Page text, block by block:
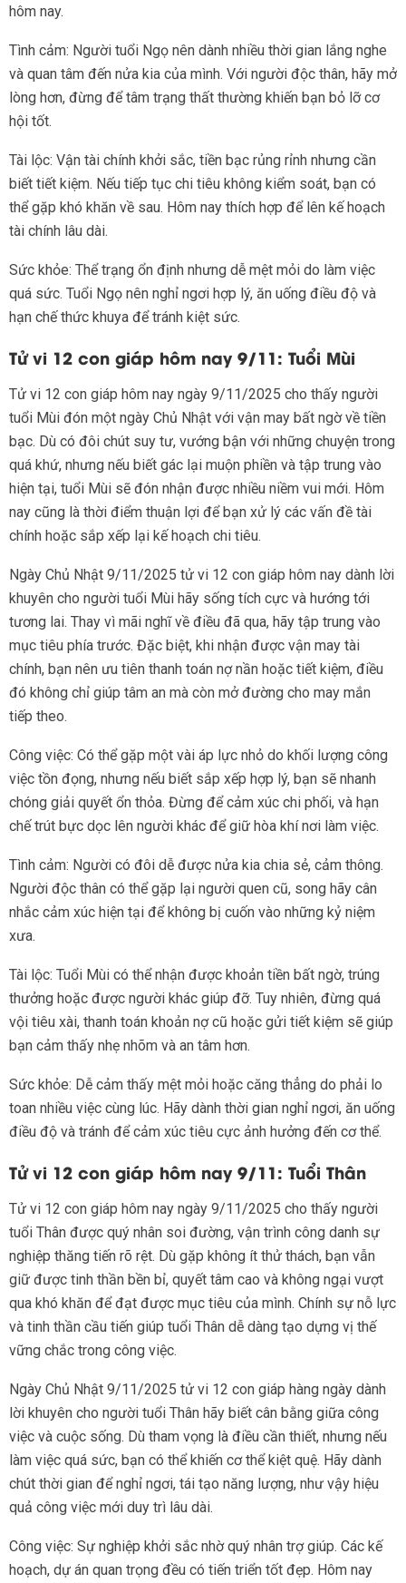
hôm nay.
Tình cảm: Người tuổi Ngọ nên dành nhiều thời gian lắng nghe
và quan tâm đến nửa kia của mình. Với người độc thân, hãy mở
lòng hơn, đừng để tâm trạng thất thường khiến bạn bỏ lỡ cơ
hội tốt.
Tài lộc: Vận tài chính khởi sắc, tiền bạc rủng rỉnh nhưng cần
biết tiết kiệm. Nếu tiếp tục chi tiêu không kiểm soát, bạn có
thể gặp khó khăn về sau. Hôm nay thích hợp để lên kế hoạch
tài chính lâu dài.
Sức khỏe: Thể trạng ổn định nhưng dễ mệt mỏi do làm việc
quá sức. Tuổi Ngọ nên nghỉ ngơi hợp lý, ăn uống điều độ và
hạn chế thức khuya để tránh kiệt sức.
Tử vi 12 con giáp hôm nay 9/11: Tuổi Mùi
Tử vi 12 con giáp hôm nay ngày 9/11/2025 cho thấy người
tuổi Mùi đón một ngày Chủ Nhật với vận may bất ngờ về tiền
bạc. Dù có đôi chút suy tư, vướng bận với những chuyện trong
quá khứ, nhưng nếu biết gác lại muộn phiền và tập trung vào
hiện tại, tuổi Mùi sẽ đón nhận được nhiều niềm vui mới. Hôm
nay cũng là thời điểm thuận lợi để bạn xử lý các vấn đề tài
chính hoặc sắp xếp lại kế hoạch chi tiêu.
Ngày Chủ Nhật 9/11/2025 tử vi 12 con giáp hôm nay dành lời
khuyên cho người tuổi Mùi hãy sống tích cực và hướng tới
tương lai. Thay vì mãi nghĩ về điều đã qua, hãy tập trung vào
mục tiêu phía trước. Đặc biệt, khi nhận được vận may tài
chính, bạn nên ưu tiên thanh toán nợ nần hoặc tiết kiệm, điều
đó không chỉ giúp tâm an mà còn mở đường cho may mắn
tiếp theo.
Công việc: Có thể gặp một vài áp lực nhỏ do khối lượng công
việc tồn đọng, nhưng nếu biết sắp xếp hợp lý, bạn sẽ nhanh
chóng giải quyết ổn thỏa. Đừng để cảm xúc chi phối, và hạn
chế trút bực dọc lên người khác để giữ hòa khí nơi làm việc.
Tình cảm: Người có đôi dễ được nửa kia chia sẻ, cảm thông.
Người độc thân có thể gặp lại người quen cũ, song hãy cân
nhắc cảm xúc hiện tại để không bị cuốn vào những kỷ niệm
xưa.
Tài lộc: Tuổi Mùi có thể nhận được khoản tiền bất ngờ, trúng
thưởng hoặc được người khác giúp đỡ. Tuy nhiên, đừng quá
vội tiêu xài, thanh toán khoản nợ cũ hoặc gửi tiết kiệm sẽ giúp
bạn cảm thấy nhẹ nhõm và an tâm hơn.
Sức khỏe: Dễ cảm thấy mệt mỏi hoặc căng thẳng do phải lo
toan nhiều việc cùng lúc. Hãy dành thời gian nghỉ ngơi, ăn uống
điều độ và tránh để cảm xúc tiêu cực ảnh hưởng đến cơ thể.
Tử vi 12 con giáp hôm nay 9/11: Tuổi Thân
Tử vi 12 con giáp hôm nay ngày 9/11/2025 cho thấy người
tuổi Thân được quý nhân soi đường, vận trình công danh sự
nghiệp thăng tiến rõ rệt. Dù gặp không ít thử thách, bạn vẫn
giữ được tinh thần bền bỉ, quyết tâm cao và không ngại vượt
qua khó khăn để đạt được mục tiêu của mình. Chính sự nỗ lực
và tinh thần cầu tiến giúp tuổi Thân dễ dàng tạo dựng vị thế
vững chắc trong công việc.
Ngày Chủ Nhật 9/11/2025 tử vi 12 con giáp hàng ngày dành
lời khuyên cho người tuổi Thân hãy biết cân bằng giữa công
việc và cuộc sống. Dù tham vọng là điều cần thiết, nhưng nếu
làm việc quá sức, bạn có thể khiến cơ thể kiệt quệ. Hãy dành
chút thời gian để nghỉ ngơi, tái tạo năng lượng, như vậy hiệu
quả công việc mới duy trì lâu dài.
Công việc: Sự nghiệp khởi sắc nhờ quý nhân trợ giúp. Các kế
hoạch, dự án quan trọng đều có tiến triển tốt đẹp. Hôm nay